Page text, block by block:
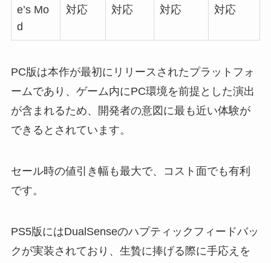
e’s Mo
d
対応 対応 対応 対応
PC版は本作が最初にリリースされたプラットフォ
ームであり、ゲーム内にPC環境を前提とした演出
が含まれるため、開発者の意図に最も近い体験が
できるとされています。
セール時の値引き幅も最大で、コスト面でも有利
です。
PS5版にはDualSenseのハプティックフィードバッ
クが実装されており、生贄に捧げる際に手応えを